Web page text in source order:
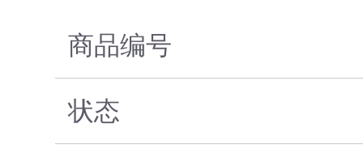
商品编号
状态